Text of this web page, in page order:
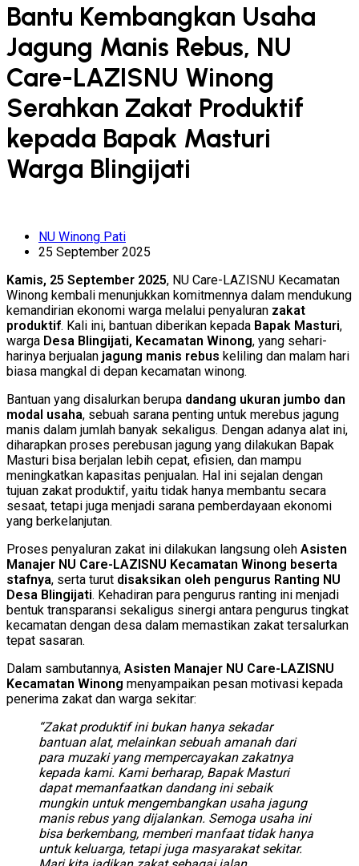
Bantu Kembangkan Usaha
Jagung Manis Rebus, NU
Care-LAZISNU Winong
Serahkan Zakat Produktif
kepada Bapak Masturi
Warga Blingijati
NU Winong Pati
25 September 2025
Kamis, 25 September 2025, NU Care-LAZISNU Kecamatan
Winong kembali menunjukkan komitmennya dalam mendukung
kemandirian ekonomi warga melalui penyaluran zakat
produktif. Kali ini, bantuan diberikan kepada Bapak Masturi,
warga Desa Blingijati, Kecamatan Winong, yang sehari-
harinya berjualan jagung manis rebus keliling dan malam hari
biasa mangkal di depan kecamatan winong.
Bantuan yang disalurkan berupa dandang ukuran jumbo dan
modal usaha, sebuah sarana penting untuk merebus jagung
manis dalam jumlah banyak sekaligus. Dengan adanya alat ini,
diharapkan proses perebusan jagung yang dilakukan Bapak
Masturi bisa berjalan lebih cepat, efisien, dan mampu
meningkatkan kapasitas penjualan. Hal ini sejalan dengan
tujuan zakat produktif, yaitu tidak hanya membantu secara
sesaat, tetapi juga menjadi sarana pemberdayaan ekonomi
yang berkelanjutan.
Proses penyaluran zakat ini dilakukan langsung oleh Asisten
Manajer NU Care-LAZISNU Kecamatan Winong beserta
stafnya, serta turut disaksikan oleh pengurus Ranting NU
Desa Blingijati. Kehadiran para pengurus ranting ini menjadi
bentuk transparansi sekaligus sinergi antara pengurus tingkat
kecamatan dengan desa dalam memastikan zakat tersalurkan
tepat sasaran.
Dalam sambutannya, Asisten Manajer NU Care-LAZISNU
Kecamatan Winong menyampaikan pesan motivasi kepada
penerima zakat dan warga sekitar:
“Zakat produktif ini bukan hanya sekadar
bantuan alat, melainkan sebuah amanah dari
para muzaki yang mempercayakan zakatnya
kepada kami. Kami berharap, Bapak Masturi
dapat memanfaatkan dandang ini sebaik
mungkin untuk mengembangkan usaha jagung
manis rebus yang dijalankan. Semoga usaha ini
bisa berkembang, memberi manfaat tidak hanya
untuk keluarga, tetapi juga masyarakat sekitar.